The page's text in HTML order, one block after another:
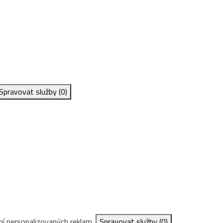
služby(0)